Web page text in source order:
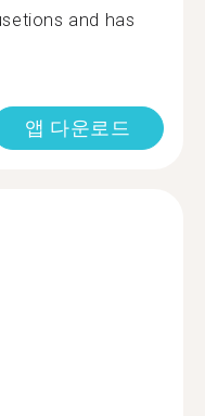
and has
앱 다운로드